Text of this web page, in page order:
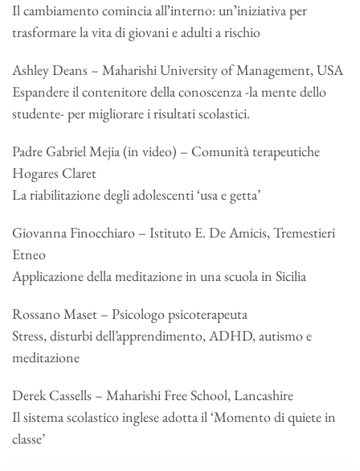
Il cambiamento comincia allʼinterno: unʼiniziativa per
trasformare la vita di giovani e adulti a rischio
Ashley Deans – Maharishi University of Management, USA
Espandere il contenitore della conoscenza -la mente dello
studente- per migliorare i risultati scolastici.
Padre Gabriel Mejia (in video) – Comunità terapeutiche
Hogares Claret
La riabilitazione degli adolescenti ‘usa e getta’
Giovanna Finocchiaro – Istituto E. De Amicis, Tremestieri
Etneo
Applicazione della meditazione in una scuola in Sicilia
Rossano Maset – Psicologo psicoterapeuta
Stress, disturbi dell’apprendimento, ADHD, autismo e
meditazione
Derek Cassells – Maharishi Free School, Lancashire
Il sistema scolastico inglese adotta il ‘Momento di quiete in
classe’